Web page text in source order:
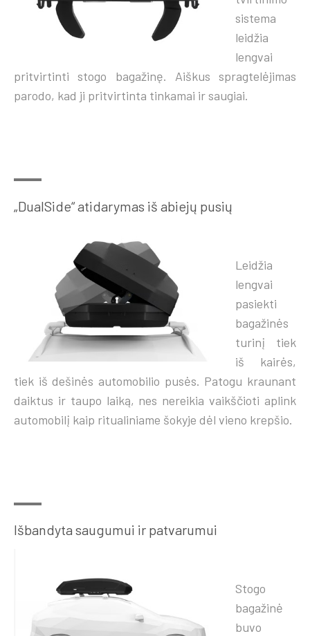
sistema
leidžia
lengvai
pritvirtinti stogo bagažinę. Aiškus spragtelėjimas
parodo, kad ji pritvirtinta tinkamai ir saugiai.
„DualSide“ atidarymas iš abiejų pusių
Leidžia
lengvai
pasiekti
bagažinės
turinį tiek
iš kairės,
tiek iš dešinės automobilio pusės. Patogu kraunant
daiktus ir taupo laiką, nes nereikia vaikščioti aplink
automobilį kaip ritualiniame šokyje dėl vieno krepšio.
Išbandyta saugumui ir patvarumui
Stogo
bagažinė
buvo